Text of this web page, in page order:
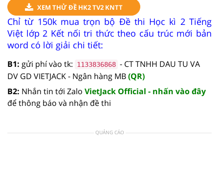
XEM THỬ ĐỀ HK2 TV2 KNTT
Chỉ từ 150k mua trọn bộ Đề thi Học kì 2 Tiếng
Việt lớp 2 Kết nối tri thức theo cấu trúc mới bản
word có lời giải chi tiết:
B1: gửi phí vào tk: 1133836868 - CT TNHH DAU TU VA
DV GD VIETJACK - Ngân hàng MB(QR)
B2: Nhắn tin tới Zalo VietJack Official - nhấn vào đây
để thông báo và nhận đề thi
QUẢNG CÁO